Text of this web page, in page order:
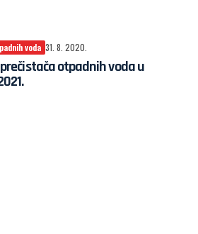
voda 31. 8. 2020.
otpadnih voda u